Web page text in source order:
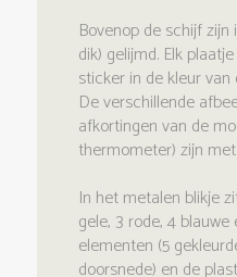
Bovenop de schijf
dik) gelijmd. Elk
sticker in de kleur
De verschillende
afkortingen van de
thermometer) zijn
In het metalen blikje
gele, 3 rode, 4
elementen (5
doorsnede) en de